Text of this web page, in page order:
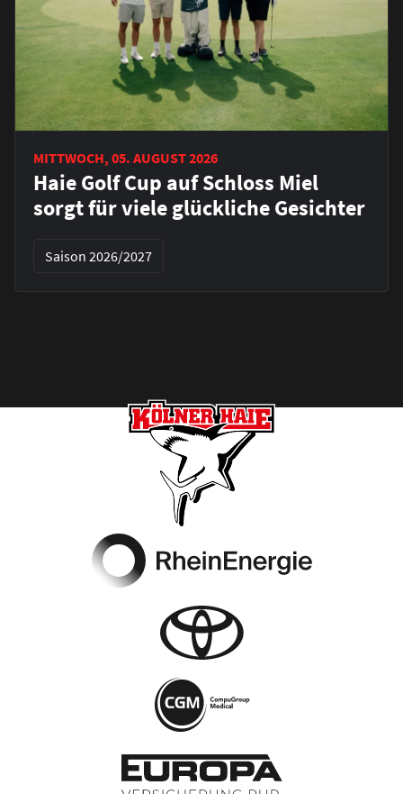
MITTWOCH, 05. AUGUST 2026
Haie Golf Cup auf Schloss Miel
sorgt für viele glückliche Gesichter
Saison 2026/2027